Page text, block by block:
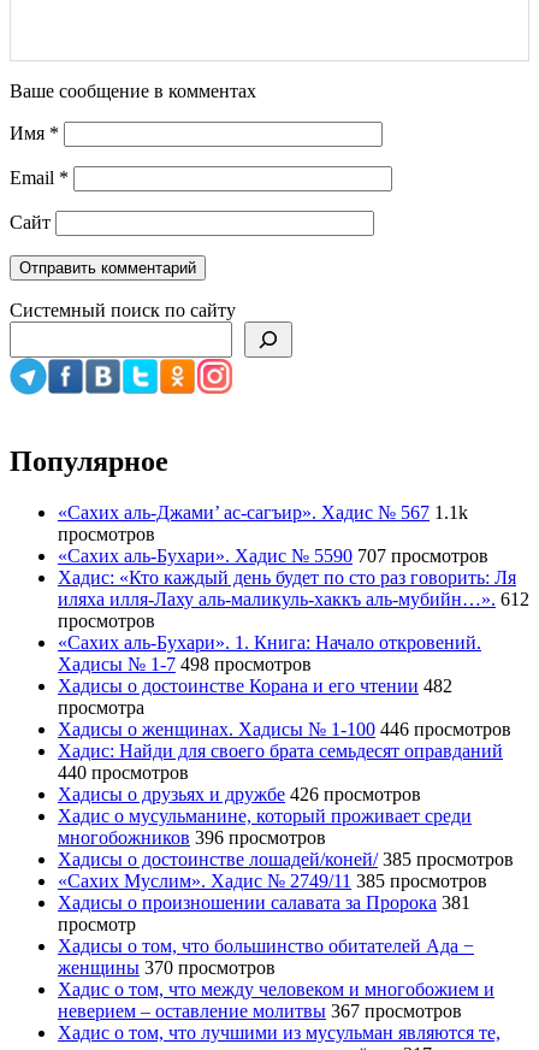
Ваше сообщение в комментах
Имя *
Email *
Сайт
Системный поиск по сайту
Популярное
«Сахих аль-Джами’ ас-сагъир». Хадис № 567 1.1k
просмотров
«Сахих аль-Бухари». Хадис № 5590 707 просмотров
Хадис: «Кто каждый день будет по сто раз говорить: Ля
иляха илля-Лаху аль-маликуль-хаккъ аль-мубийн…». 612
просмотров
«Сахих аль-Бухари». 1. Книга: Начало откровений.
Хадисы № 1-7 498 просмотров
Хадисы о достоинстве Корана и его чтении 482
просмотра
Хадисы о женщинах. Хадисы № 1-100 446 просмотров
Хадис: Найди для своего брата семьдесят оправданий
440 просмотров
Хадисы о друзьях и дружбе 426 просмотров
Хадис о мусульманине, который проживает среди
многобожников 396 просмотров
Хадисы о достоинстве лошадей/коней/ 385 просмотров
«Сахих Муслим». Хадис № 2749/11 385 просмотров
Хадисы о произношении салавата за Пророка 381
просмотр
Хадисы о том, что большинство обитателей Ада −
женщины 370 просмотров
Хадис о том, что между человеком и многобожием и
неверием – оставление молитвы 367 просмотров
Хадис о том, что лучшими из мусульман являются те,